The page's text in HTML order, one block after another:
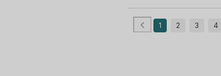
1 2 3 4